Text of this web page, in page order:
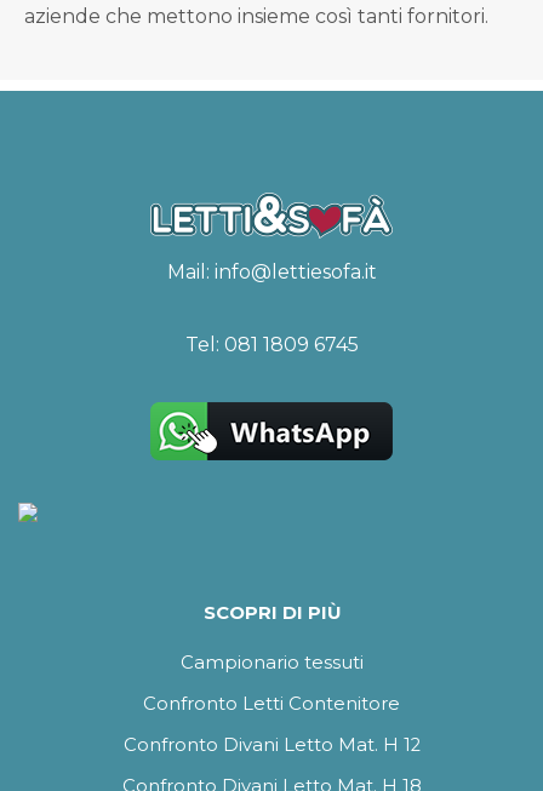
aziende che mettono insieme così tanti fornitori.
Mail: info@lettiesofa.it
Tel: 081 1809 6745
SCOPRI DI PIÙ
Campionario tessuti
Confronto Letti Contenitore
Confronto Divani Letto Mat. H 12
Confronto Divani Letto Mat. H 18